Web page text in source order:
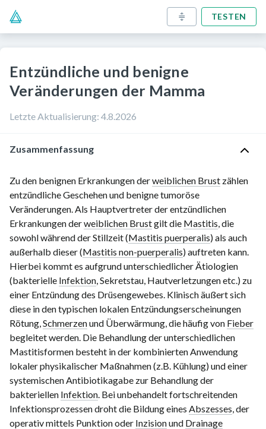
TESTEN
Entzündliche und benigne
Veränderungen der Mamma
Letzte Aktualisierung: 4.8.2026
Zusammenfassung
Zu den benignen Erkrankungen derweiblichen Brust zählen
entzündliche Geschehen und benigne tumoröse
Veränderungen. Als Hauptvertreter der entzündlichen
Erkrankungen derweiblichen Brustgilt die Mastitis, die
sowohl während der Stillzeit (Mastitis puerperalis) als auch
außerhalb dieser (Mastitis non-puerperalis) auftreten kann.
Hierbei kommt es aufgrund unterschiedlicher Ätiologien
(bakterielle Infektion, Sekretstau, Hautverletzungen etc.) zu
einer Entzündung des Drüsengewebes. Klinisch äußert sich
diese in den typischen lokalen Entzündungserscheinungen
Rötung,Schmerzenund Überwärmung, die häufig von Fieber
begleitet werden. Die Behandlung der unterschiedlichen
Mastitisformen besteht in der kombinierten Anwendung
lokaler physikalischer Maßnahmen (z.B. Kühlung) und einer
systemischen Antibiotikagabe zur Behandlung der
bakteriellen Infektion. Bei unbehandelt fortschreitenden
Infektionsprozessen droht die Bildung eines Abszesses, der
operativ mittels Punktion oder Inzisionund Drainage